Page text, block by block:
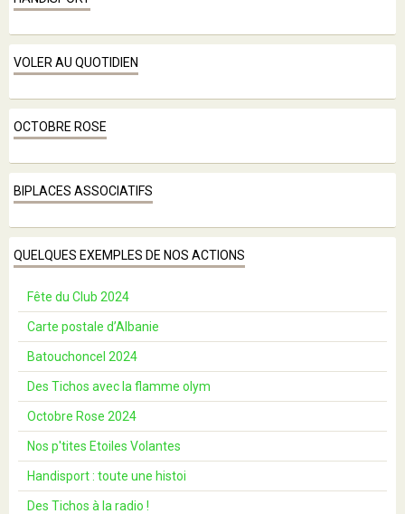
VOLER AU QUOTIDIEN
OCTOBRE ROSE
BIPLACES ASSOCIATIFS
QUELQUES EXEMPLES DE NOS ACTIONS
Fête du Club 2024
Carte postale d’Albanie
Batouchoncel 2024
Des Tichos avec la flamme olym
Octobre Rose 2024
Nos p'tites Etoiles Volantes
Handisport : toute une histoi
Des Tichos à la radio !